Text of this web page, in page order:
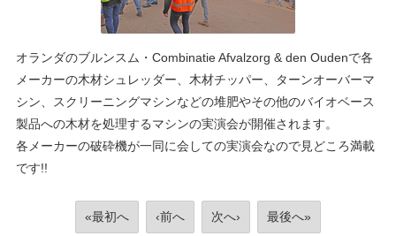
オランダのブルンスム・Combinatie Afvalzorg & den Oudenで各
メーカーの木材シュレッダー、木材チッパー、ターンオーバーマ
シン、スクリーニングマシンなどの堆肥やその他のバイオベース
製品への木材を処理するマシンの実演会が開催されます。
各メーカーの破砕機が一同に会しての実演会なので見どころ満載
です!!
«最初へ ‹前へ 次へ› 最後へ»